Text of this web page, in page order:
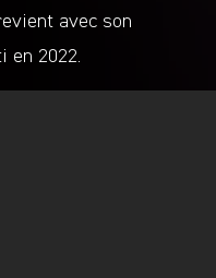
avec son
en 2022.